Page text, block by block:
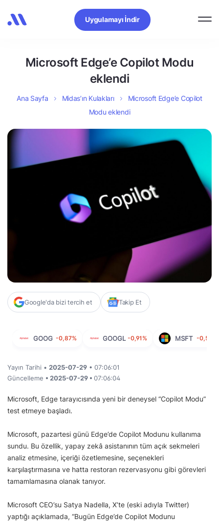
Uygulamayı İndir
Microsoft Edge’e Copilot Modu
eklendi
Ana Sayfa Midas’ın Kulakları
Microsoft Edge’e Copilot
Modu eklendi
Google'da bizi tercih et Takip Et
GOOG -0,87% GOOGL -0,91% MSFT -0,59%
Yayın Tarihi • 2025-07-29 • 07:06:01
Güncelleme • 2025-07-29 • 07:06:04
Microsoft, Edge tarayıcısında yeni bir deneysel “Copilot Modu”
test etmeye başladı.
Microsoft, pazartesi günü Edge’de Copilot Modunu kullanıma
sundu. Bu özellik, yapay zekâ asistanının tüm açık sekmeleri
analiz etmesine, içeriği özetlemesine, seçenekleri
karşılaştırmasına ve hatta restoran rezervasyonu gibi görevleri
tamamlamasına olanak tanıyor.
Microsoft CEO’su Satya Nadella, X’te (eski adıyla Twitter)
yaptığı açıklamada, “Bugün Edge’de Copilot Modunu